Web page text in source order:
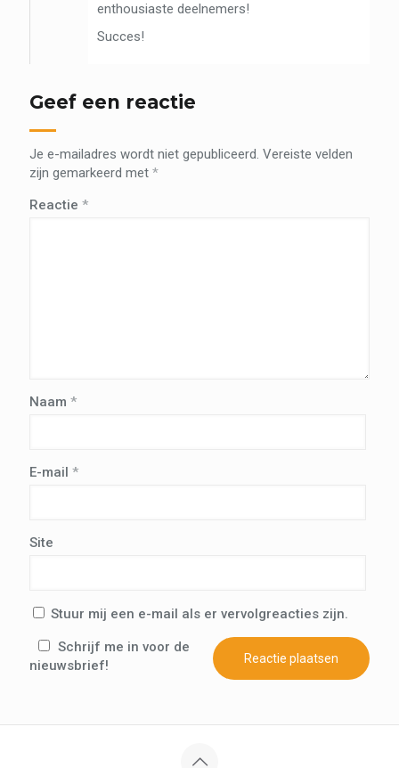
enthousiaste deelnemers!
Succes!
Geef een reactie
Je e-mailadres wordt niet gepubliceerd. Vereiste velden
zijn gemarkeerd met *
Reactie *
Naam *
E-mail *
Site
Stuur mij een e-mail als er vervolgreacties zijn.
Schrijf me in voor de
nieuwsbrief!